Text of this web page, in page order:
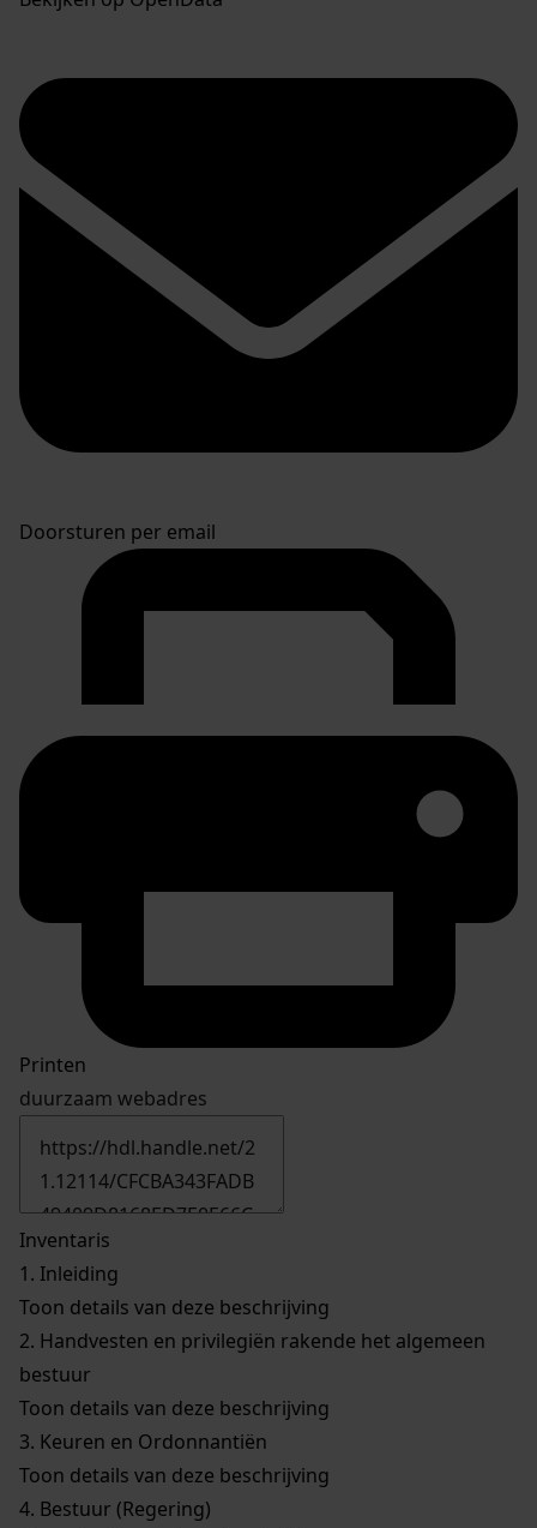
Doorsturen per email
Printen
duurzaam webadres
Inventaris
1. Inleiding
Toon details van deze beschrijving
2. Handvesten en privilegiën rakende het algemeen
bestuur
Toon details van deze beschrijving
3. Keuren en Ordonnantiën
Toon details van deze beschrijving
4. Bestuur (Regering)